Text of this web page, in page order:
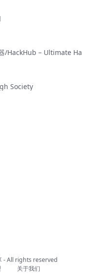
/HackHub – Ultimate Ha
Society
- All rights reserved
关于我们